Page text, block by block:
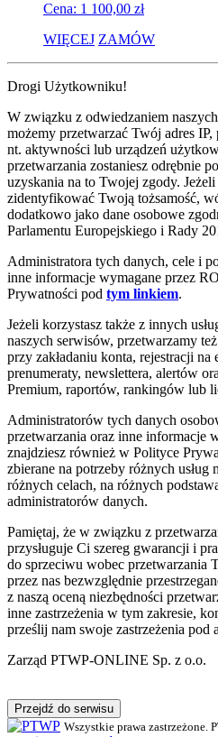
Cena: 1 100,00 zł
WIĘCEJ ZAMÓW
Drogi Użytkowniku!
W związku z odwiedzaniem
możemy przetwarzać Twój adres
nt. aktywności lub urządzeń
przetwarzania zostaniesz odrębnie
uzyskania na to Twojej zgody.
zidentyfikować Twoją tożsamość,
dodatkowo jako dane osobowe
Parlamentu Europejskiego i Rady
Administratora tych danych, cele i
inne informacje wymagane przez
Prywatności pod tym linkiem.
Jeżeli korzystasz także z innych
naszych serwisów, przetwarzamy
przy zakładaniu konta, rejestracji na
prenumeraty, newslettera, alertów
Premium, raportów, rankingów lub
Administratorów tych danych
przetwarzania oraz inne informacje
znajdziesz również w Polityce
zbierane na potrzeby różnych usług
różnych celach, na różnych
administratorów danych.
Pamiętaj, że w związku z
przysługuje Ci szereg gwarancji i
do sprzeciwu wobec przetwarzania
przez nas bezwzględnie
z naszą oceną niezbędności
inne zastrzeżenia w tym zakresie,
prześlij nam swoje zastrzeżenia pod
Zarząd PTWP-ONLINE Sp. z o.o.
Przejdź do serwisu
Wszystkie prawa zastrzeżone.